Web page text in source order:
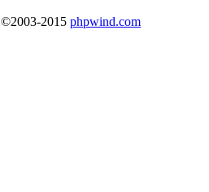
©2003-2015 phpwind.com